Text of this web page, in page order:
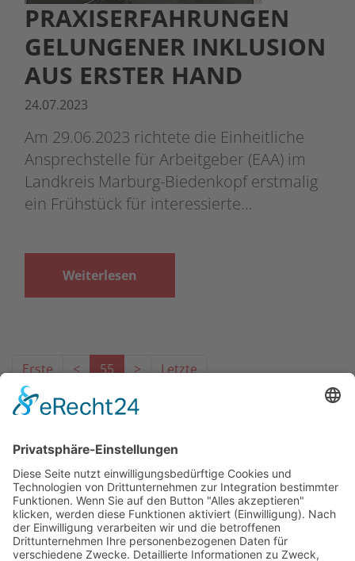
PRAXISERFAHRUNGEN
GELUNGENER INKLUSION
AUS ERSTER HAND
24.07.2023
Am 29.06.2023 richtete die Einheitliche
Ansprechstelle für Arbeitgeber (EAA) im
Landkreis Marburg-Biedenkopf erstmalig
ein Frühstück für interessierte…
Weiterlesen
Erste < 55 > Letzte
Das Projekt zur Implementierung der Einheitlichen
Ansprechstellen für Arbeitgeber gemäß § 185a SGB IX in
Hessen wird gefördert aus Mitteln des LWV Hessen
Integrationsamtes. Das Projekt wird unter Einbindung
des Hessischen Ministeriums für Arbeit, Integration,
Jugend und Soziales von der Forschungsstelle des
Bildungswerks der Hessischen Wirtschaft e. V.
durchgeführt.